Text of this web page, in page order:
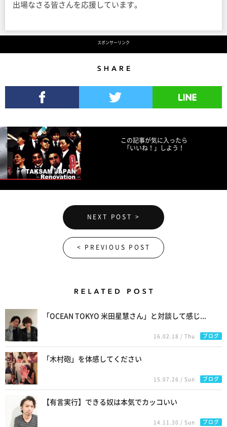
出場なさる皆さんを応援しています。
スポンサーリンク
この記事が気に入ったら
「いいね！」しよう！
NEXT POST >
< PREVIOUS POST
「OCEAN TOKYO 米田星慧さん」と対談して感じ...
16.02.18 / Thu ブログ
「木村砲」を体感してください
15.07.26 / Sun ブログ
【有言実行】できる奴は本気でカッコいい
14.11.30 / Sun ブログ